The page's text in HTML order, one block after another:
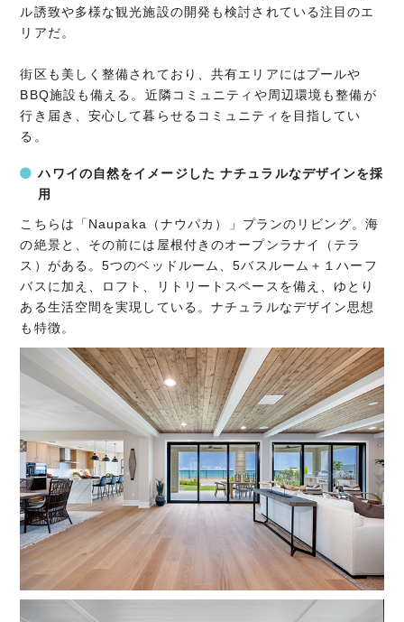
ル誘致や多様な観光施設の開発も検討されている注目のエ
リアだ。
街区も美しく整備されており、共有エリアにはプールや
BBQ施設も備える。近隣コミュニティや周辺環境も整備が
行き届き、安心して暮らせるコミュニティを目指してい
る。
ハワイの自然をイメージした ナチュラルなデザインを採
用
こちらは「Naupaka（ナウパカ）」プランのリビング。海
の絶景と、その前には屋根付きのオープンラナイ（テラ
ス）がある。5つのベッドルーム、5バスルーム＋１ハーフ
バスに加え、ロフト、リトリートスペースを備え、ゆとり
ある生活空間を実現している。ナチュラルなデザイン思想
も特徴。